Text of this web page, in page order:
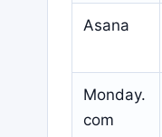
Asana
Monday.
com